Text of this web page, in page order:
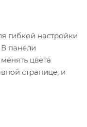
гибкой настройки
панели
цвета
странице, и